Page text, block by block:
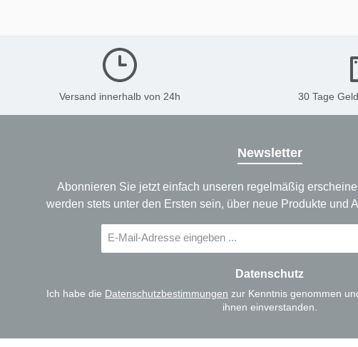
Versand innerhalb von 24h 30 Tage
Newsletter
Abonnieren Sie jetzt einfach unseren regelmäßig
werden stets unter den Ersten sein, über neue Produkte und
Mail-
Datenschutz
Ich habe die Datenschutzbestimmungen zur Kenntnis genommen
ihnen einverstanden.